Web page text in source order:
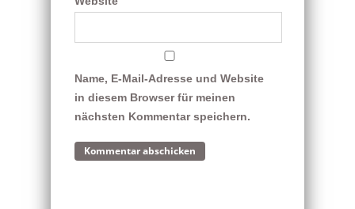
Name, E-Mail-Adresse und Website
in diesem Browser für meinen
nächsten Kommentar speichern.